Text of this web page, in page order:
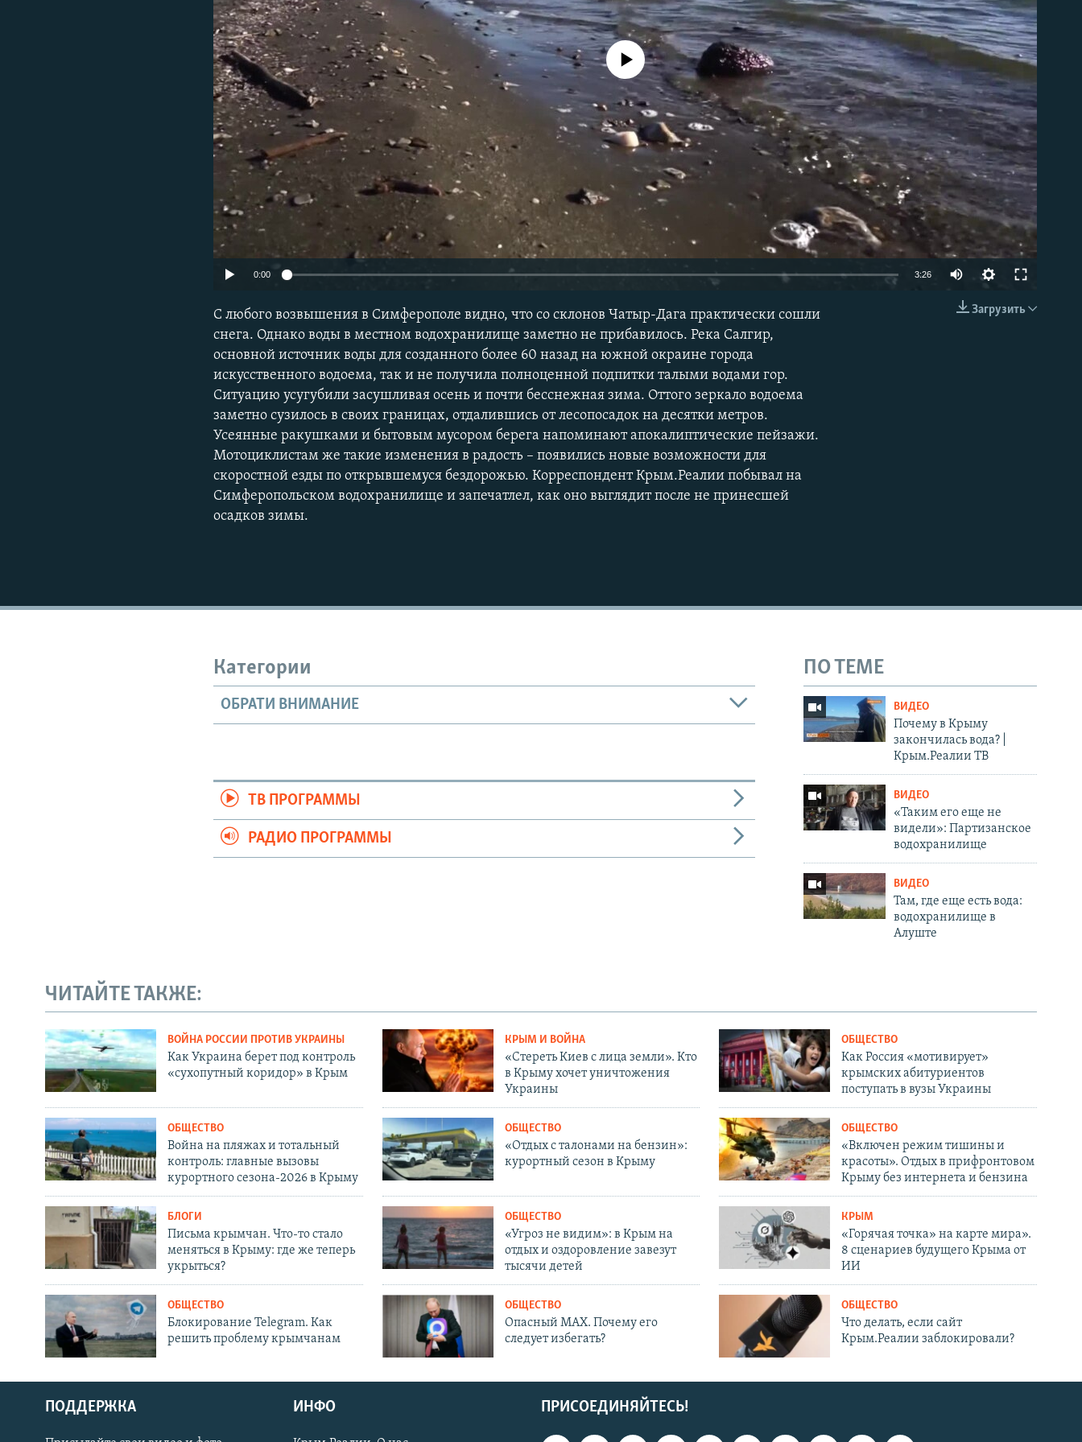
EMBED
Auto 270p 360p
No media source currently available
0:00 3:26
270p
Загрузить
С любого возвышения в Симферополе видно, что со склонов Чатыр-Дага практически сошли
снега. Однако воды в местном водохранилище заметно не прибавилось. Река Салгир,
основной источник воды для созданного более 60 назад на южной окраине города
искусственного водоема, так и не получила полноценной подпитки талыми водами гор.
Ситуацию усугубили засушливая осень и почти бесснежная зима. Оттого зеркало водоема
заметно сузилось в своих границах, отдалившись от лесопосадок на десятки метров.
Усеянные ракушками и бытовым мусором берега напоминают апокалиптические пейзажи.
Мотоциклистам же такие изменения в радость – появились новые возможности для
скоростной езды по открывшемуся бездорожью. Корреспондент Крым.Реалии побывал на
Симферопольском водохранилище и запечатлел, как оно выглядит после не принесшей
осадков зимы.
ПО ТЕМЕ
ВИДЕО
Почему в Крыму
закончилась вода? |
Крым.Реалии ТВ
ВИДЕО
«Таким его еще не
видели»: Партизанское
водохранилище
ВИДЕО
Там, где еще есть вода:
водохранилище в
Алуште
Категории
ОБРАТИ ВНИМАНИЕ
ТВ ПРОГРАММЫ
РАДИО ПРОГРАММЫ
ЧИТАЙТЕ ТАКЖЕ:
ВОЙНА РОССИИ ПРОТИВ УКРАИНЫ
Как Украина берет под контроль
«сухопутный коридор» в Крым
КРЫМ И ВОЙНА
«Стереть Киев с лица земли». Кто
в Крыму хочет уничтожения
Украины
ОБЩЕСТВО
Как Россия «мотивирует»
крымских абитуриентов
поступать в вузы Украины
ОБЩЕСТВО
Война на пляжах и тотальный
контроль: главные вызовы
курортного сезона-2026 в Крыму
ОБЩЕСТВО
«Отдых с талонами на бензин»:
курортный сезон в Крыму
ОБЩЕСТВО
«Включен режим тишины и
красоты». Отдых в прифронтовом
Крыму без интернета и бензина
БЛОГИ
Письма крымчан. Что-то стало
меняться в Крыму: где же теперь
укрыться?
ОБЩЕСТВО
«Угроз не видим»: в Крым на
отдых и оздоровление завезут
тысячи детей
КРЫМ
«Горячая точка» на карте мира».
8 сценариев будущего Крыма от
ИИ
ОБЩЕСТВО
Блокирование Telegram. Как
решить проблему крымчанам
ОБЩЕСТВО
Опасный MAX. Почему его
следует избегать?
ОБЩЕСТВО
Что делать, если сайт
Крым.Реалии заблокировали?
ПРИСОЕДИНЯЙТЕСЬ!
ПОДДЕРЖКА ИНФО